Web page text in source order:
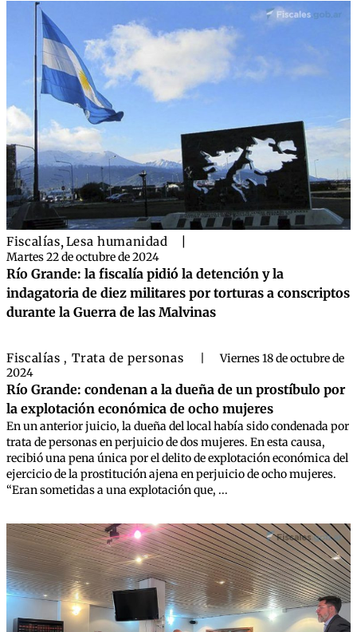
Fiscalías,Lesa humanidad
Martes 22 de octubre de 2024
Río Grande: la fiscalía pidió la detención y la
indagatoria de diez militares por torturas a conscriptos
durante la Guerra de las Malvinas
Fiscalías , Trata de personas
Viernes 18 de octubre de
2024
Río Grande: condenan a la dueña de un prostíbulo por
la explotación económica de ocho mujeres
En un anterior juicio, la dueña del local había sido condenada por
trata de personas en perjuicio de dos mujeres. En esta causa,
recibió una pena única por el delito de explotación económica del
ejercicio de la prostitución ajena en perjuicio de ocho mujeres.
“Eran sometidas a una explotación que, ...